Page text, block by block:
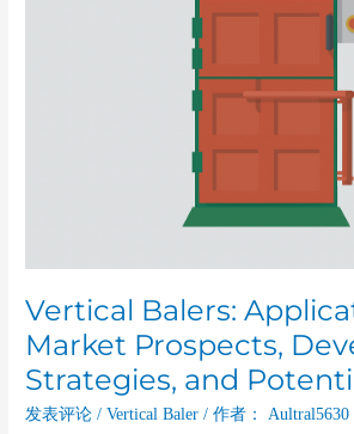
Vertical Balers:
Market Prospects,
Strategies, and
发表评论 /Vertical Baler / 作者： Aultral5630